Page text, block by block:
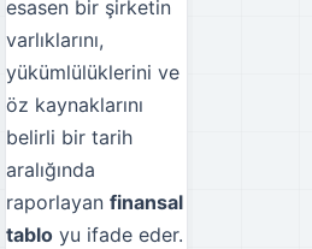
esasen bir şirketin
varlıklarını,
yükümlülüklerini ve
öz kaynaklarını
belirli bir tarih
aralığında
raporlayan finansal
tablo yu ifade eder.